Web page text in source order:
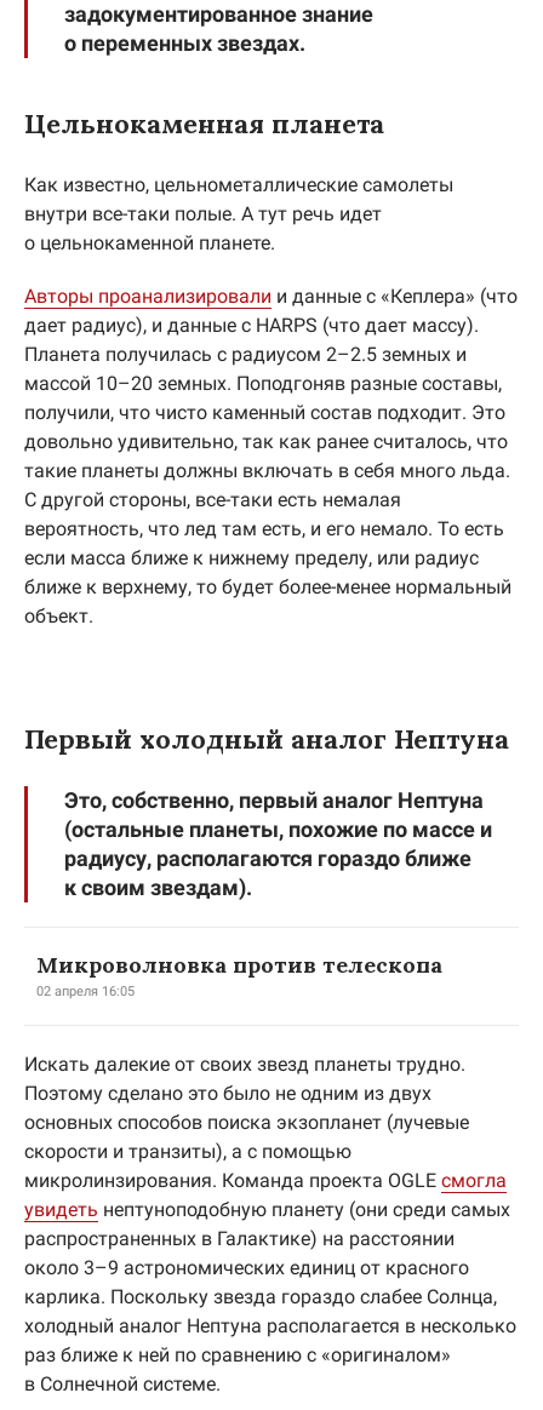
задокументированное знание
о переменных звездах.
Цельнокаменная планета
Как известно, цельнометаллические самолеты
внутри все-таки полые. А тут речь идет
о цельнокаменной планете.
Авторы проанализировали и данные с «Кеплера» (что
дает радиус), и данные с HARPS (что дает массу).
Планета получилась с радиусом 2–2.5 земных и
массой 10–20 земных. Поподгоняв разные составы,
получили, что чисто каменный состав подходит. Это
довольно удивительно, так как ранее считалось, что
такие планеты должны включать в себя много льда.
С другой стороны, все-таки есть немалая
вероятность, что лед там есть, и его немало. То есть
если масса ближе к нижнему пределу, или радиус
ближе к верхнему, то будет более-менее нормальный
объект.
Первый холодный аналог Нептуна
Это, собственно, первый аналог Нептуна
(остальные планеты, похожие по массе и
радиусу, располагаются гораздо ближе
к своим звездам).
Микроволновка против телескопа
02 апреля 16:05
Искать далекие от своих звезд планеты трудно.
Поэтому сделано это было не одним из двух
основных способов поиска экзопланет (лучевые
скорости и транзиты), а с помощью
микролинзирования. Команда проекта OGLE смогла
увидеть нептуноподобную планету (они среди самых
распространенных в Галактике) на расстоянии
около 3–9 астрономических единиц от красного
карлика. Поскольку звезда гораздо слабее Солнца,
холодный аналог Нептуна располагается в несколько
раз ближе к ней по сравнению с «оригиналом»
в Солнечной системе.